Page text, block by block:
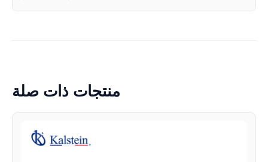
منتجات ذات صلة